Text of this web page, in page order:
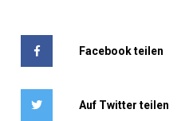
Facebook teilen
Auf Twitter teilen